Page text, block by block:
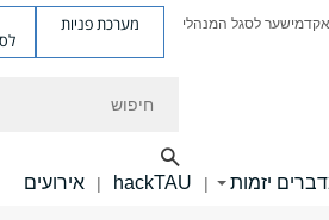
שער לסגל המנהלי מערכת פניות
יזמות |
hackTAU
| אירועים